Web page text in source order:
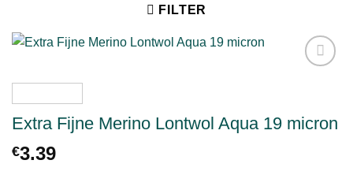
FILTER
Extra Fijne Merino Lontwol Aqua 19 micron
€3.39